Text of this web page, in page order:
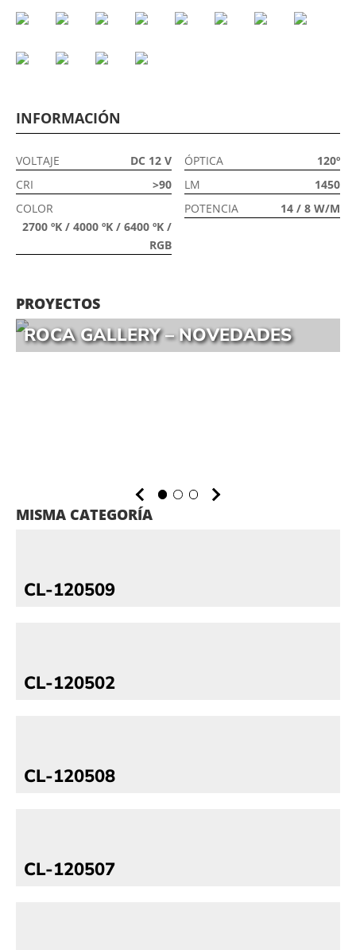
INFORMACIÓN
VOLTAJE
DC 12 V
CRI
>90
COLOR
2700 ºK / 4000 ºK / 6400 ºK /
RGB
ÓPTICA
120º
LM
1450
POTENCIA
14 / 8 W/M
MISMA CATEGORÍA
CL-120509
CL-120502
CL-120508
CL-120507
PROYECTOS
ROCA GALLERY – NOVEDADES